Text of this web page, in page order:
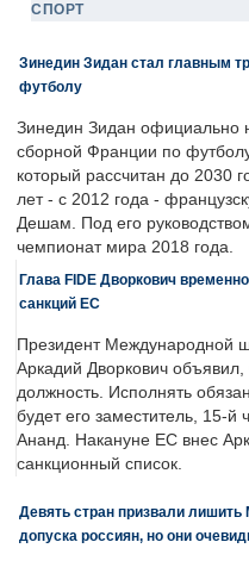
СПОРТ
Зинедин Зидан стал главным
футболу
Зинедин Зидан официально
сборной Франции по
который рассчитан до 2030
лет - с 2012 года -
Дешам. Под его
чемпионат мира 2018 года.
Глава FIDE Дворкович
санкций ЕС
Президент Международной
Аркадий Дворкович
должность. Исполнять
будет его заместитель, 15-
Ананд. Накануне ЕС внес
санкционный список.
Девять стран призвали
допуска россиян, но они